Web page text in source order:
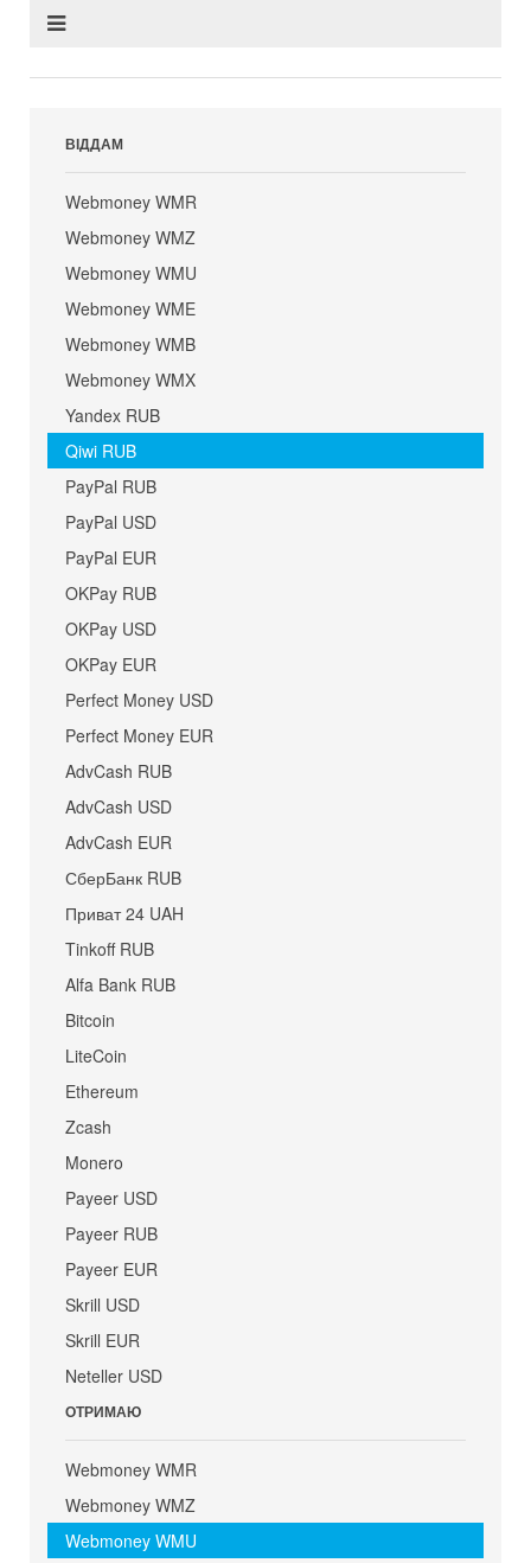
ВІДДАМ
Webmoney WMR
Webmoney WMZ
Webmoney WMU
Webmoney WME
Webmoney WMB
Webmoney WMX
Yandex RUB
Qiwi RUB
PayPal RUB
PayPal USD
PayPal EUR
OKPay RUB
OKPay USD
OKPay EUR
Perfect Money USD
Perfect Money EUR
AdvCash RUB
AdvCash USD
AdvCash EUR
СберБанк RUB
Приват 24 UAH
Tinkoff RUB
Alfa Bank RUB
Bitcoin
LiteCoin
Ethereum
Zcash
Monero
Payeer USD
Payeer RUB
Payeer EUR
Skrill USD
Skrill EUR
Neteller USD
ОТРИМАЮ
Webmoney WMR
Webmoney WMZ
Webmoney WMU